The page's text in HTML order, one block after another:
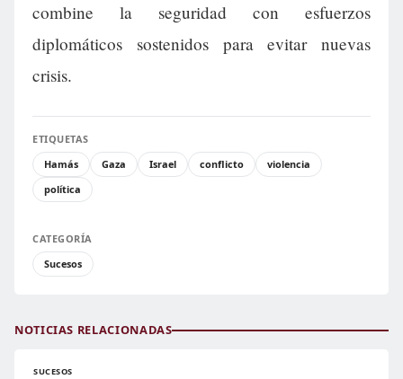
combine la seguridad con esfuerzos
diplomáticos sostenidos para evitar nuevas
crisis.
ETIQUETAS
Hamás
Gaza Israel conflicto
violencia
política
CATEGORÍA
Sucesos
NOTICIAS RELACIONADAS
SUCESOS